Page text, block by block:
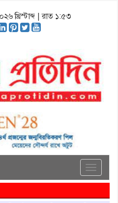
খ্রিস্টাব্দ | রাত ১:৫৩
Toggle